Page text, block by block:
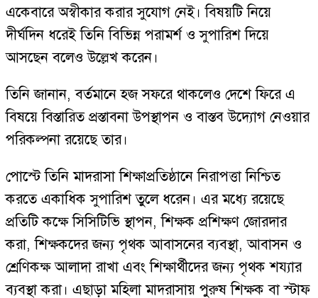
একেবারে অস্বীকার করার সুযোগ নেই। বিষয়টি নিয়ে
দীর্ঘদিন ধরেই তিনি বিভিন্ন পরামর্শ ও সুপারিশ দিয়ে
আসছেন বলেও উল্লেখ করেন।
তিনি জানান, বর্তমানে হজ সফরে থাকলেও দেশে ফিরে এ
বিষয়ে বিস্তারিত প্রস্তাবনা উপস্থাপন ও বাস্তব উদ্যোগ নেওয়ার
পরিকল্পনা রয়েছে তার।
পোস্টে তিনি মাদরাসা শিক্ষাপ্রতিষ্ঠানে নিরাপত্তা নিশ্চিত
করতে একাধিক সুপারিশ তুলে ধরেন। এর মধ্যে রয়েছে
প্রতিটি কক্ষে সিসিটিভি স্থাপন, শিক্ষক প্রশিক্ষণ জোরদার
করা, শিক্ষকদের জন্য পৃথক আবাসনের ব্যবস্থা, আবাসন ও
শ্রেণিকক্ষ আলাদা রাখা এবং শিক্ষার্থীদের জন্য পৃথক শয্যার
ব্যবস্থা করা। এছাড়া মহিলা মাদরাসায় পুরুষ শিক্ষক বা স্টাফ